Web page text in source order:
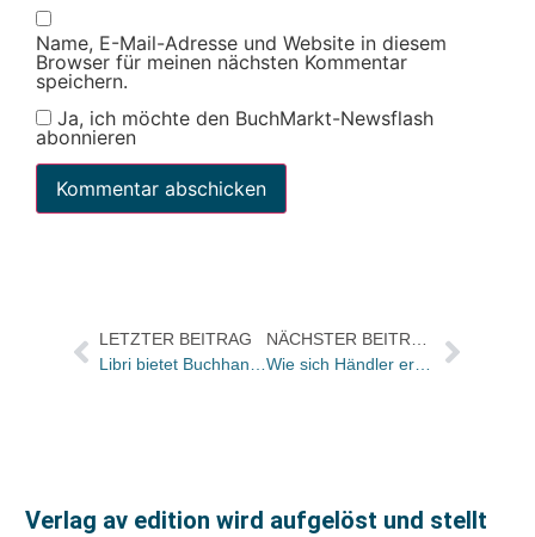
Name, E-Mail-Adresse und Website in diesem
Browser für meinen nächsten Kommentar
speichern.
Ja, ich möchte den BuchMarkt-Newsflash
abonnieren
LETZTER BEITRAG
Verlag av edition wird aufgelöst und stellt